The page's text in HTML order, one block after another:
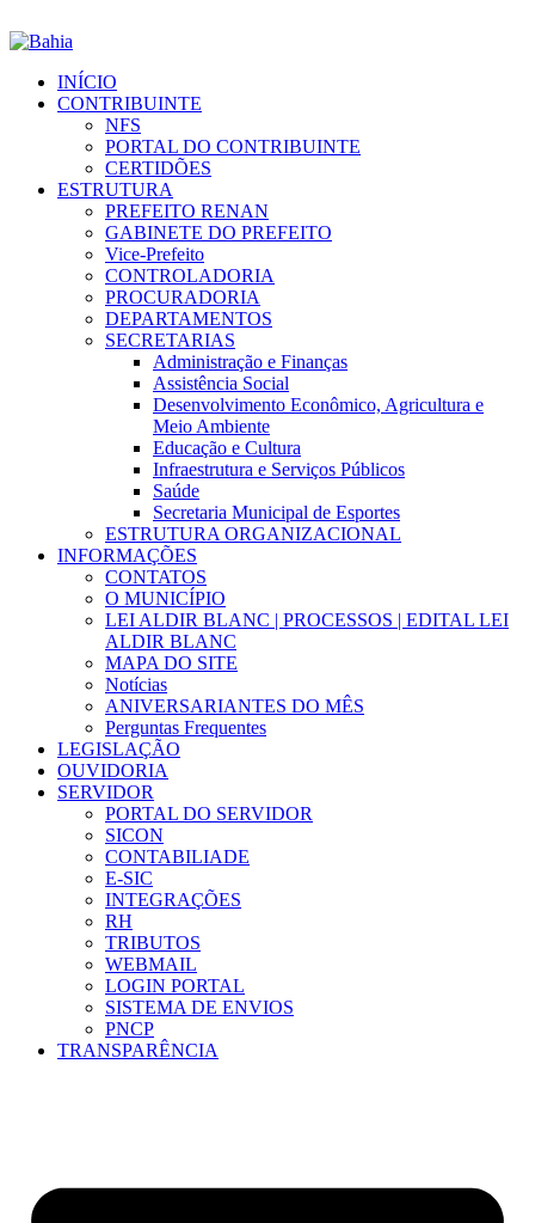
INÍCIO
CONTRIBUINTE
NFS
PORTAL DO CONTRIBUINTE
CERTIDÕES
ESTRUTURA
PREFEITO RENAN
GABINETE DO PREFEITO
Vice-Prefeito
CONTROLADORIA
PROCURADORIA
DEPARTAMENTOS
SECRETARIAS
Administração e Finanças
Assistência Social
Desenvolvimento Econômico, Agricultura e
Meio Ambiente
Educação e Cultura
Infraestrutura e Serviços Públicos
Saúde
Secretaria Municipal de Esportes
ESTRUTURA ORGANIZACIONAL
INFORMAÇÕES
CONTATOS
O MUNICÍPIO
LEI ALDIR BLANC | PROCESSOS | EDITAL LEI
ALDIR BLANC
MAPA DO SITE
Notícias
ANIVERSARIANTES DO MÊS
Perguntas Frequentes
LEGISLAÇÃO
OUVIDORIA
SERVIDOR
PORTAL DO SERVIDOR
SICON
CONTABILIADE
E-SIC
INTEGRAÇÕES
RH
TRIBUTOS
WEBMAIL
LOGIN PORTAL
SISTEMA DE ENVIOS
PNCP
TRANSPARÊNCIA